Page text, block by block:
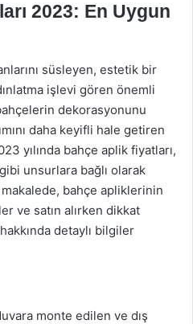
2023: En Uygun
süsleyen, estetik bir
işlevi gören önemli
dekorasyonunu
daha keyifli hale getiren
yılında bahçe aplik fiyatları,
unsurlara bağlı olarak
bahçe apliklerinin
ve satın alırken dikkat
detaylı bilgiler
monte edilen ve dış